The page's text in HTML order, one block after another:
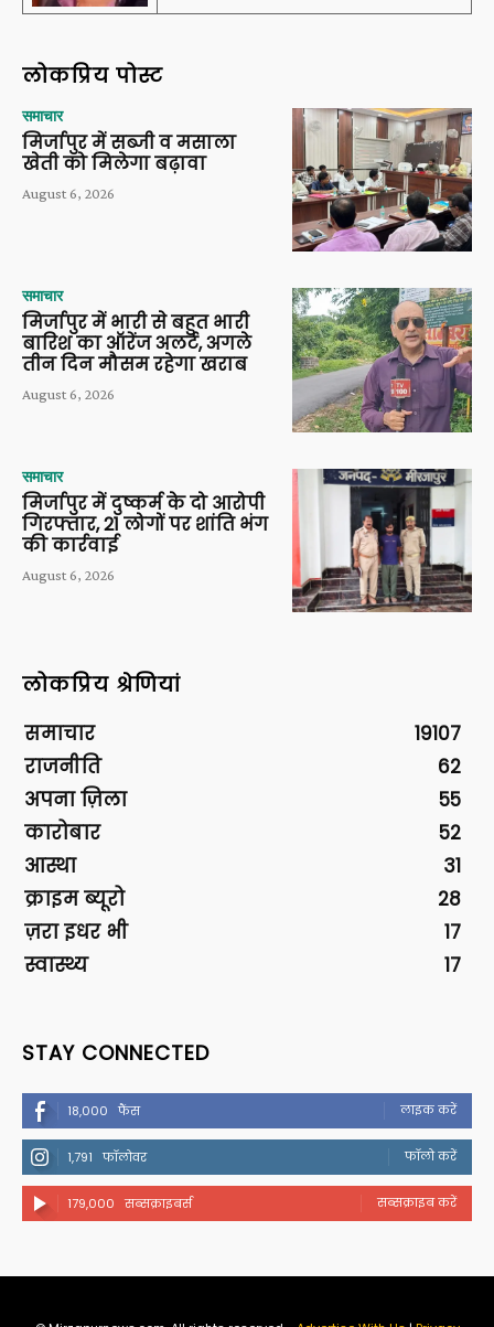
लोकप्रिय पोस्ट
समाचार
मिर्जापुर में सब्जी व मसाला
खेती को मिलेगा बढ़ावा
August 6, 2026
समाचार
मिर्जापुर में भारी से बहुत भारी
बारिश का ऑरेंज अलर्ट, अगले
तीन दिन मौसम रहेगा खराब
August 6, 2026
समाचार
मिर्जापुर में दुष्कर्म के दो आरोपी
गिरफ्तार, 21 लोगों पर शांति भंग
की कार्रवाई
August 6, 2026
लोकप्रिय श्रेणियां
समाचार
19107
राजनीति
62
अपना ज़िला
55
कारोबार
52
आस्था
31
क्राइम ब्यूरो
28
ज़रा इधर भी
17
स्वास्थ्य
17
STAY CONNECTED
18,000 फैंस लाइक करें
1,791 फॉलोवर फॉलो करें
179,000 सब्सक्राइबर्स सब्सक्राइब करें